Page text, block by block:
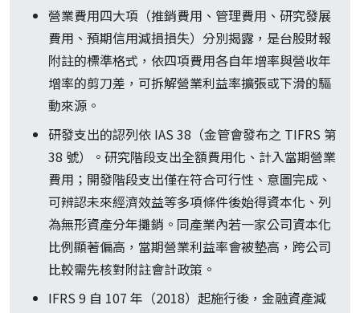
營業費用四大項（推銷費用、管理費用、研究發展
費用、預期信用減損損失）分別揭露，是台股財報
附註的標準格式，依四項費用各自年增率與營收年
增率的剪刀差，可拆解營業利益率擴張或下滑的驅
動來源。
研發支出的認列依 IAS 38（金管會發布之 TIFRS 第
38 號）。研究階段支出全額費用化、計入當期營業
費用；開發階段支出僅在符合可行性、意圖完成、
可辨認未來經濟效益等多項條件後始得資本化、列
為無形資產分年攤銷。同產業內若一家公司資本化
比例顯著偏高，當期營業利益率會被墊高，跨公司
比較需先核對附註會計政策。
IFRS 9 自 107 年（2018）起施行後，金融資產減